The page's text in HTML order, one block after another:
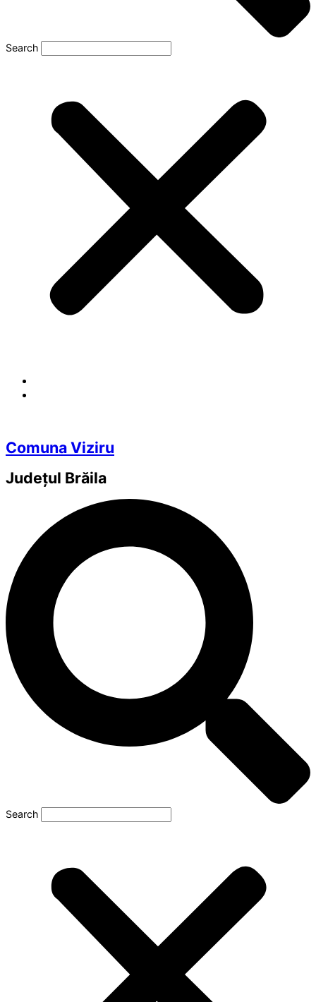
Search
Comuna Viziru
Județul Brăila
Search